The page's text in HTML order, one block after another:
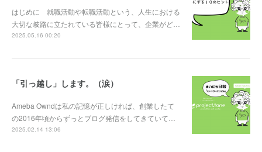
はじめに 就職活動や転職活動という、人生における
大切な岐路に立たれている皆様にとって、企業がど…
2025.05.16 00:20
「引っ越し」します。（涙）
Ameba Owndは私の記憶が正しければ、創業したて
の2016年頃からずっとブログ発信をしてきていて…
2025.02.14 13:06